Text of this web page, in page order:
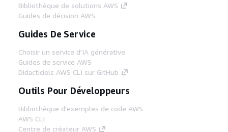
Bibliothèque de solutions AWS
Guides de décision AWS
Guides De Service
Choisir un service d'IA générative
Guides de service AWS
Didacticiels AWS CLI sur GitHub
Outils Pour Développeurs
Bibliothèque d'exemples de code AWS
AWS CLI
Centre de créateur AWS